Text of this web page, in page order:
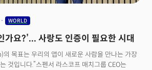
WORLD
가요?’... 사랑도 인증이 필요한 시대
목표는 우리의 앱이 새로운 사람을 만나는 가장
것입니다.”스펜서 라스코프 매치그룹 CEO는